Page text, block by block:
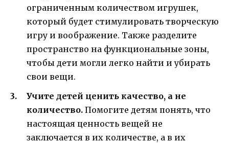
ограниченным количеством игрушек,
который будет стимулировать творческую
игру и воображение. Также разделите
пространство на функциональные зоны,
чтобы дети могли легко найти и убирать
свои вещи.
Учите детей ценить качество, а не
количество. Помогите детям понять, что
настоящая ценность вещей не
заключается в их количестве, а в их